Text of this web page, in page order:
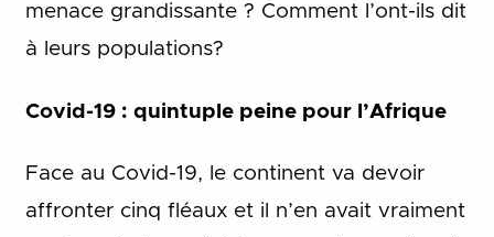
menace grandissante ? Comment l’ont-ils dit
à leurs populations?
Covid-19 : quintuple peine pour l’Afrique
Face au Covid-19, le continent va devoir
affronter cinq fléaux et il n’en avait vraiment